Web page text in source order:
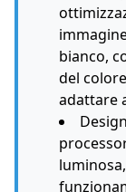
bianco,
del
adattare